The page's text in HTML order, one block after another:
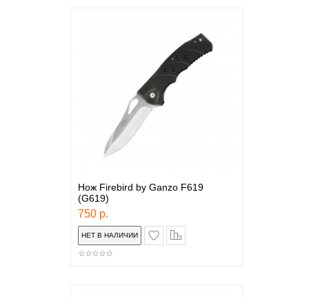
Нож Firebird by Ganzo F619
(G619)
750 р.
в закладки